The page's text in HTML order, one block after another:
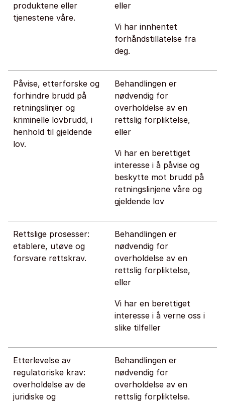
produktene eller
tjenestene våre.
eller
Vi har innhentet
forhåndstillatelse fra
deg.
Påvise, etterforske og
forhindre brudd på
retningslinjer og
kriminelle lovbrudd, i
henhold til gjeldende
lov.
Behandlingen er
nødvendig for
overholdelse av en
rettslig forpliktelse,
eller
Vi har en berettiget
interesse i å påvise og
beskytte mot brudd på
retningslinjene våre og
gjeldende lov
Rettslige prosesser:
etablere, utøve og
forsvare rettskrav.
Behandlingen er
nødvendig for
overholdelse av en
rettslig forpliktelse,
eller
Vi har en berettiget
interesse i å verne oss i
slike tilfeller
Etterlevelse av
regulatoriske krav:
overholdelse av de
juridiske og
Behandlingen er
nødvendig for
overholdelse av en
rettslig forpliktelse.